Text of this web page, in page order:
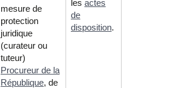
mesure de
protection
juridique
(curateur ou
tuteur)
Procureur de la
République, de
les actes
de
disposition.